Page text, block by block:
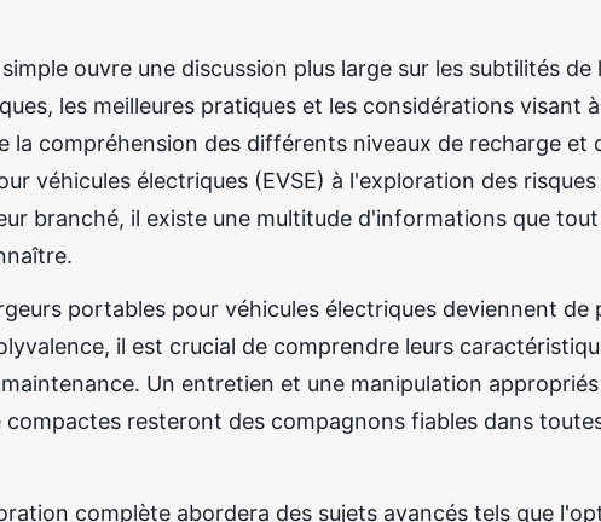
ouvre une discussion plus large sur les subtilités
les meilleures pratiques et les considérations visant
la compréhension des différents niveaux de recharge et
véhicules électriques (EVSE) à l'exploration des
branché, il existe une multitude d'informations que
portables pour véhicules électriques deviennent de
il est crucial de comprendre leurs
Un entretien et une manipulation
compactes resteront des compagnons fiables dans
complète abordera des sujets avancés tels que